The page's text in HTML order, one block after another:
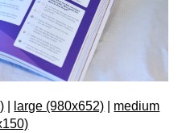
large (980x652)
medium